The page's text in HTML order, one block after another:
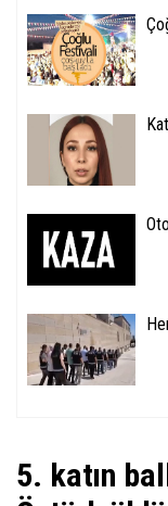
5. katın